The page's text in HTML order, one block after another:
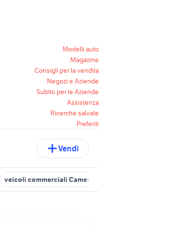
Modelli auto
Magazine
Consigli per la vendita
Negozi e Aziende
Subito per le Aziende
Assistenza
Ricerche salvate
Preferiti
Vendi
veicoli commerciali Cameri